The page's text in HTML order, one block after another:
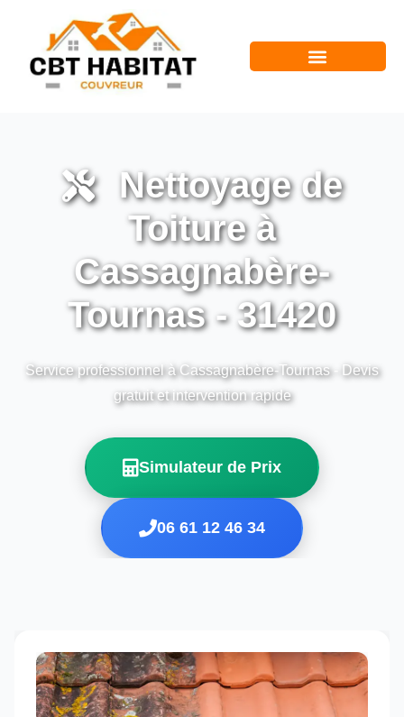
Nettoyage de
Toiture à
Cassagnabère-
Tournas - 31420
Service professionnel à Cassagnabère-Tournas - Devis
gratuit et intervention rapide
Simulateur de Prix
06 61 12 46 34